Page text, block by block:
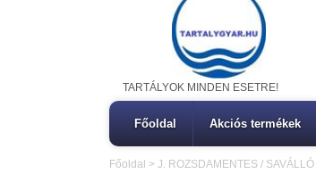
TARTÁLYOK MINDEN ESETRE!
Főoldal Akciós termékek
Főoldal > J. ROZSDAMENTES /